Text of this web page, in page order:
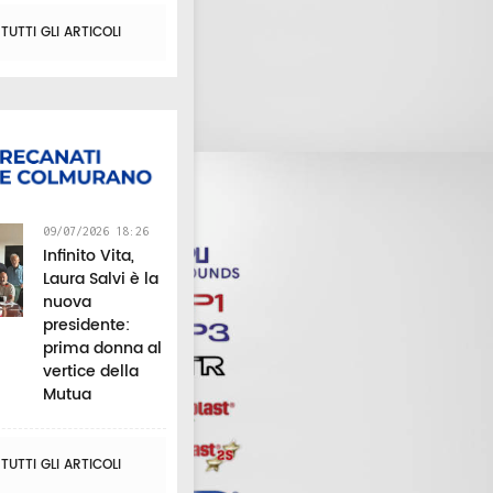
GLI ARTICOLI
09/07/2026 18:26
Infinito Vita,
Laura Salvi è la
nuova
presidente:
prima donna al
vertice della
Mutua
GLI ARTICOLI